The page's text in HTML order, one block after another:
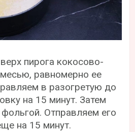
пирога кокосово-
равномерно ее
в разогретую до
на 15 минут. Затем
Отправляем его
на 15 минут.